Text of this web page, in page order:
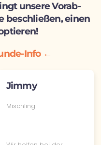
unsere Vorab-
beschließen, einen
Info ←
Jimmy
Mischling